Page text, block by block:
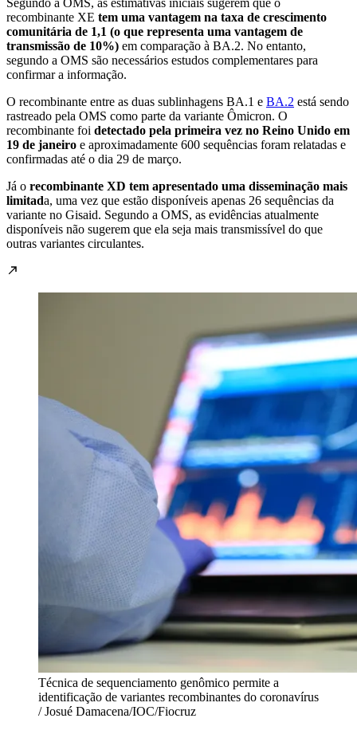
Segundo a OMS, as estimativas iniciais sugerem que o
recombinante XE tem uma vantagem na taxa de crescimento
comunitária de 1,1 (o que representa uma vantagem de
transmissão de 10%) em comparação à BA.2. No entanto,
segundo a OMS são necessários estudos complementares para
confirmar a informação.
O recombinante entre as duas sublinhagens BA.1 e BA.2 está sendo
rastreado pela OMS como parte da variante Ômicron. O
recombinante foi detectado pela primeira vez no Reino Unido em
19 de janeiro e aproximadamente 600 sequências foram relatadas e
confirmadas até o dia 29 de março.
Já o recombinante XD tem apresentado uma disseminação mais
limitada, uma vez que estão disponíveis apenas 26 sequências da
variante no Gisaid. Segundo a OMS, as evidências atualmente
disponíveis não sugerem que ela seja mais transmissível do que
outras variantes circulantes.
Técnica de sequenciamento genômico permite a
identificação de variantes recombinantes do coronavírus
/ Josué Damacena/IOC/Fiocruz